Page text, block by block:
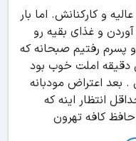
و کارکنانش. اما بار
و غذای بقیه رو
پسرم رفتیم صبحانه که
دقیقه املت خوب بود
بعد اعتراض مودبانه
انتظار اینه که
کافه تهرون